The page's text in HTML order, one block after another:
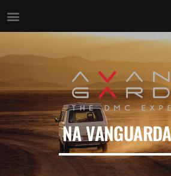
NA VANGUARDA